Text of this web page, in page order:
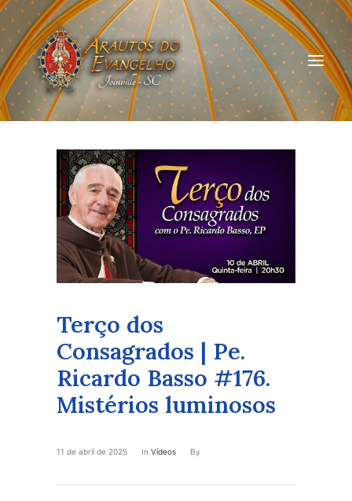
HOME
QUEM SOMOS
ARAUTOS JOINVILLE
CURSOS ON-LINE
Terço dos
Consagrados | Pe.
Ricardo Basso #176.
Mistérios luminosos
11 de abril de 2025 In Vídeos By